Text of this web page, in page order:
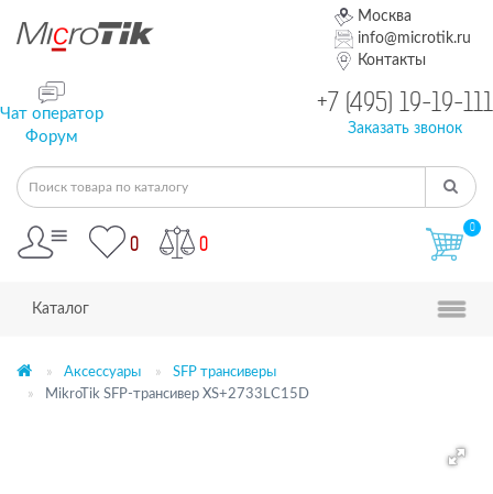
Москва
info@microtik.ru
Контакты
Чат оператор
Форум
+7 (495) 19-19-111
Заказать звонок
0 0
0
Каталог
Аксессуары
SFP трансиверы
MikroTik SFP-трансивер XS+2733LC15D